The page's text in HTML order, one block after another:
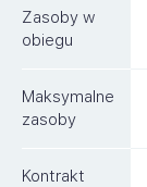
Zasoby w
obiegu
Maksymalne
zasoby
Kontrakt